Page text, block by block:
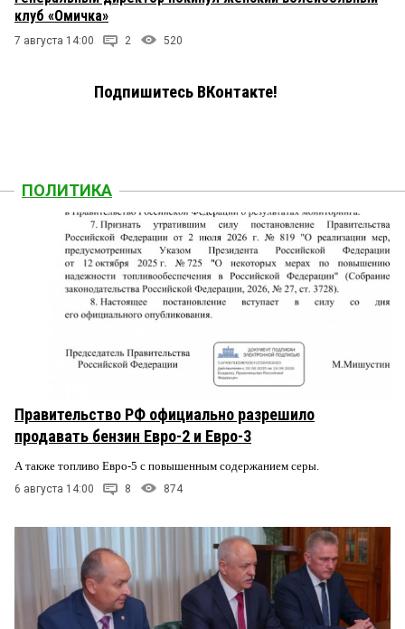
клуб «Омичка»
7 августа 14:00 2 520
Подпишитесь ВКонтакте!
ПОЛИТИКА
Правительство РФ официально разрешило
продавать бензин Евро-2 и Евро-3
А также топливо Евро-5 с повышенным содержанием серы.
6 августа 14:00 8 874